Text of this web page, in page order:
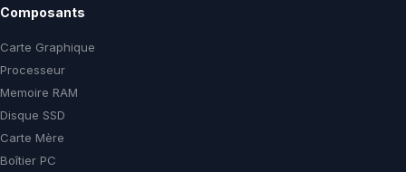
Composants
Carte Graphique
Processeur
Memoire RAM
Disque SSD
Carte Mère
Boîtier PC